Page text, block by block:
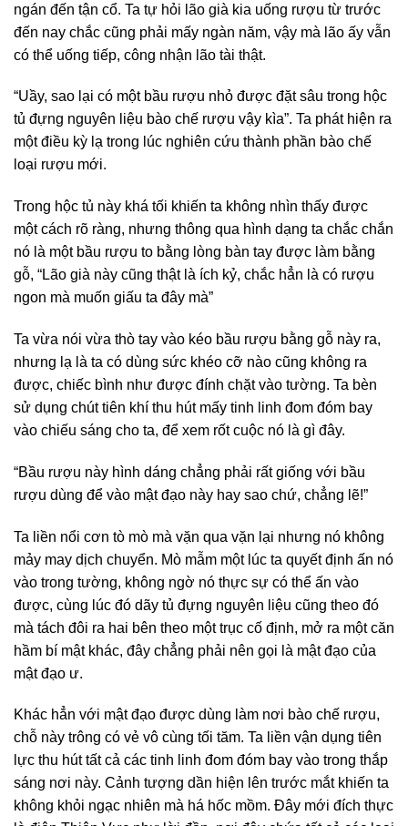
ngán đến tận cổ. Ta tự hỏi lão già kia uống rượu từ trước
đến nay chắc cũng phải mấy ngàn năm, vậy mà lão ấy vẫn
có thể uống tiếp, công nhận lão tài thật.
“Uầy, sao lại có một bầu rượu nhỏ được đặt sâu trong hộc
tủ đựng nguyên liệu bào chế rượu vậy kìa”. Ta phát hiện ra
một điều kỳ lạ trong lúc nghiên cứu thành phần bào chế
loại rượu mới.
Trong hộc tủ này khá tối khiến ta không nhìn thấy được
một cách rõ ràng, nhưng thông qua hình dạng ta chắc chắn
nó là một bầu rượu to bằng lòng bàn tay được làm bằng
gỗ, “Lão già này cũng thật là ích kỷ, chắc hẳn là có rượu
ngon mà muốn giấu ta đây mà”
Ta vừa nói vừa thò tay vào kéo bầu rượu bằng gỗ này ra,
nhưng lạ là ta có dùng sức khéo cỡ nào cũng không ra
được, chiếc bình như được đính chặt vào tường. Ta bèn
sử dụng chút tiên khí thu hút mấy tinh linh đom đóm bay
vào chiếu sáng cho ta, để xem rốt cuộc nó là gì đây.
“Bầu rượu này hình dáng chẳng phải rất giống với bầu
rượu dùng để vào mật đạo này hay sao chứ, chẳng lẽ!”
Ta liền nổi cơn tò mò mà vặn qua vặn lại nhưng nó không
mảy may dịch chuyển. Mò mẫm một lúc ta quyết định ấn nó
vào trong tường, không ngờ nó thực sự có thể ấn vào
được, cùng lúc đó dãy tủ đựng nguyên liệu cũng theo đó
mà tách đôi ra hai bên theo một trục cố định, mở ra một căn
hầm bí mật khác, đây chẳng phải nên gọi là mật đạo của
mật đạo ư.
Khác hẳn với mật đạo được dùng làm nơi bào chế rượu,
chỗ này trông có vẻ vô cùng tối tăm. Ta liền vận dụng tiên
lực thu hút tất cả các tinh linh đom đóm bay vào trong thắp
sáng nơi này. Cảnh tượng dần hiện lên trước mắt khiến ta
không khỏi ngạc nhiên mà há hốc mồm. Đây mới đích thực